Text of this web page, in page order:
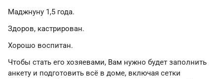
Маджнуну 1,5 года.
Здоров, кастрирован.
Хорошо воспитан.
Чтобы стать его хозяевами, Вам нужно будет заполнить
анкету и подготовить всё в доме, включая сетки